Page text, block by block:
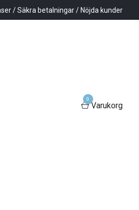
/ Säkra betalningar / Nöjda kunder
0
Varukorg